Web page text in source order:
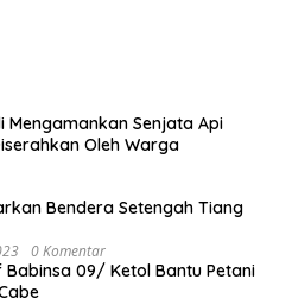
Mengamankan Senjata Api
Oleh Warga
Bendera Setengah Tiang
0 Komentar
Babinsa 09/ Ketol Bantu Petani